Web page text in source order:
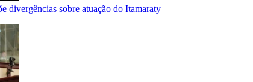
divergências sobre atuação do Itamaraty